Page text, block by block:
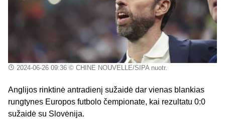
2024-06-26 09:36© CHINE NOUVELLE/SIPA nuotr.
Anglijos rinktinė antradienį sužaidė dar vienas blankias
rungtynes Europos futbolo čempionate, kai rezultatu 0:0
sužaidė su Slovėnija.